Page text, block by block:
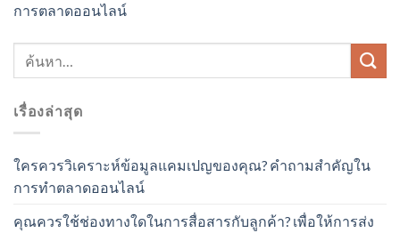
การตลาดออนไลน์
เรื่องล่าสุด
ใครควรวิเคราะห์ข้อมูลแคมเปญของคุณ? คำถามสำคัญใน
การทำตลาดออนไลน์
คุณควรใช้ช่องทางใดในการสื่อสารกับลูกค้า? เพื่อให้การส่ง